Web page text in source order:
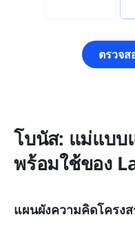
ตรวจส
โบนัส: แม่แบบ
พร้อมใช้ของ
แผนผังความคิดโครงส